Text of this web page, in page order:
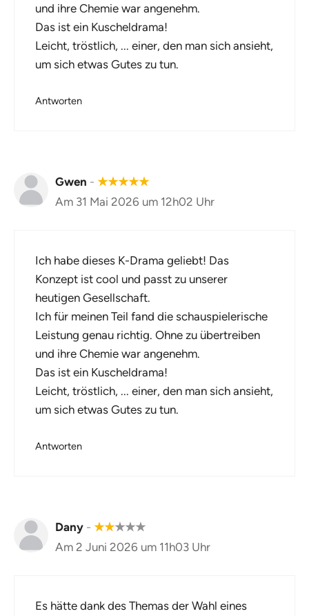
und ihre Chemie war angenehm.
Das ist ein Kuscheldrama!
Leicht, tröstlich, ... einer, den man sich ansieht,
um sich etwas Gutes zu tun.
Antworten
Gwen - ★★★★★
Am 31 Mai 2026 um 12h02 Uhr
Ich habe dieses K-Drama geliebt! Das
Konzept ist cool und passt zu unserer
heutigen Gesellschaft.
Ich für meinen Teil fand die schauspielerische
Leistung genau richtig. Ohne zu übertreiben
und ihre Chemie war angenehm.
Das ist ein Kuscheldrama!
Leicht, tröstlich, ... einer, den man sich ansieht,
um sich etwas Gutes zu tun.
Antworten
Dany - ★★★★★
Am 2 Juni 2026 um 11h03 Uhr
Es hätte dank des Themas der Wahl eines